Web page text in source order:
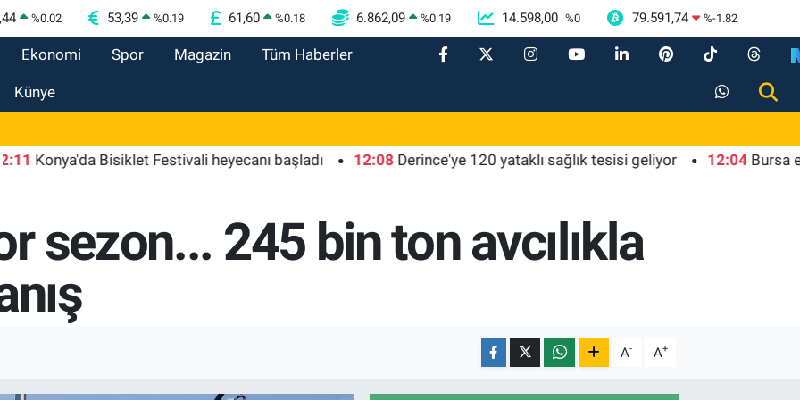
%0.02 53,39 %0.19 61,60 %0.18 6.862,09 %0.19 14.598,00 %0 79.591,74 %-1.82
Ekonomi Spor Magazin Tüm Haberler
Künye
Bisiklet Festivali heyecanı başladı 12:08 Derince'ye 120 yataklı sağlık tesisi geliyor 12:04 Bursa
sezon... 245 bin ton avcılıkla
A- A+